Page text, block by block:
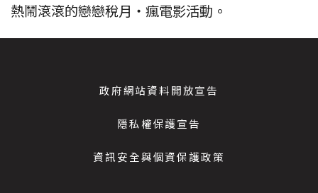
熱鬧滾滾的戀戀稅月‧瘋電影活動。
政府網站資料開放宣告
隱私權保護宣告
資訊安全與個資保護政策